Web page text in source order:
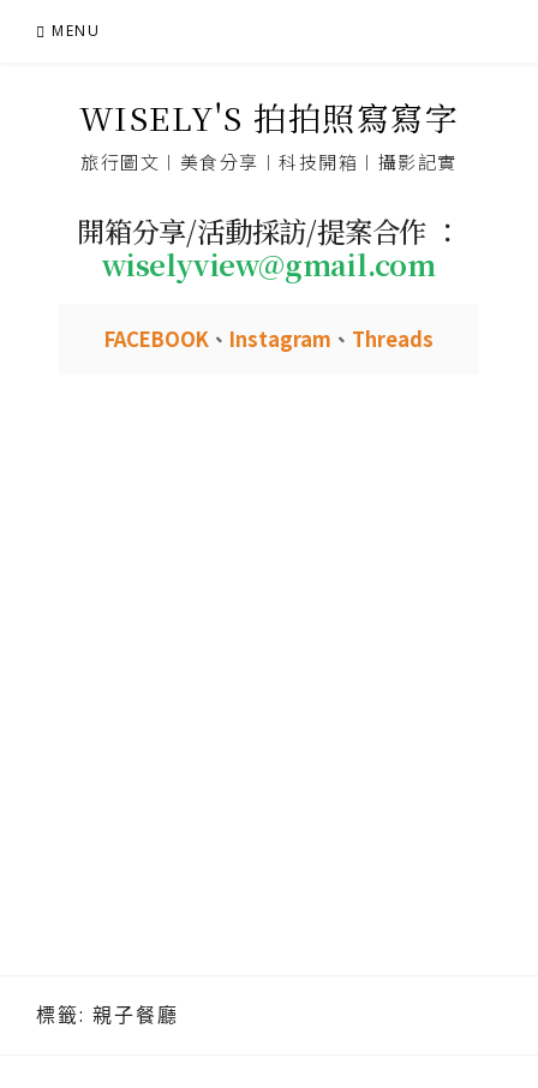
MENU
WISELY'S 拍拍照寫寫字
旅行圖文︱美食分享︱科技開箱︱攝影記實
開箱分享/活動採訪/提案合作 ：
wiselyview@gmail.com
FACEBOOK 、 Instagram 、 Threads
標籤: 親子餐廳